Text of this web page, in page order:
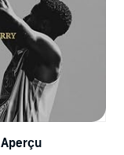
Aperçu